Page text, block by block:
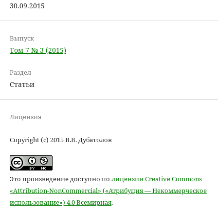
30.09.2015
Выпуск
Том 7 № 3 (2015)
Раздел
Статьи
Лицензия
Copyright (c) 2015 В.В. Дубатолов
Это произведение доступно по лицензии Creative Commons
«Attribution-NonCommercial» («Атрибуция — Некоммерческое
использование») 4.0 Всемирная.